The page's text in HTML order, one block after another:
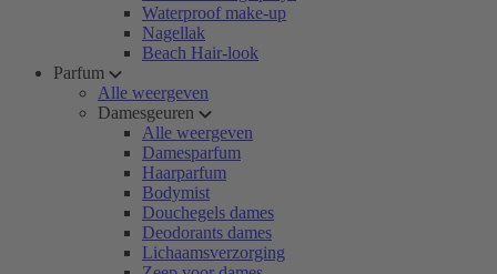
Waterproof make-up
Nagellak
Beach Hair-look
Parfum
Alle weergeven
Damesgeuren
Alle weergeven
Damesparfum
Haarparfum
Bodymist
Douchegels dames
Deodorants dames
Lichaamsverzorging